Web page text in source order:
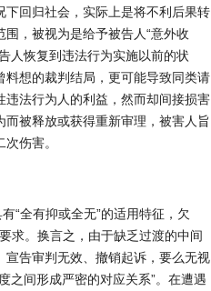
回归社会，实际上是将不利后果转
，被视为是给予被告人“意外收
人恢复到违法行为实施以前的状
想的裁判结局，更可能导致同类请
法行为人的利益，然而却间接损害
被释放或获得重新审理，被害人旨
伤害。
“全有抑或全无”的适用特征，欠
求。换言之，由于缺乏过渡的中间
告审判无效、撤销起诉，要么无视
之间形成严密的对应关系”。在遭遇